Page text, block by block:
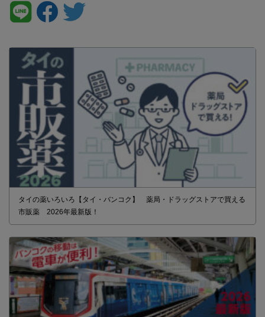
タイの薬いろいろ【タイ・バンコク】 薬局・ドラッグストアで買える
市販薬 2026年最新版！